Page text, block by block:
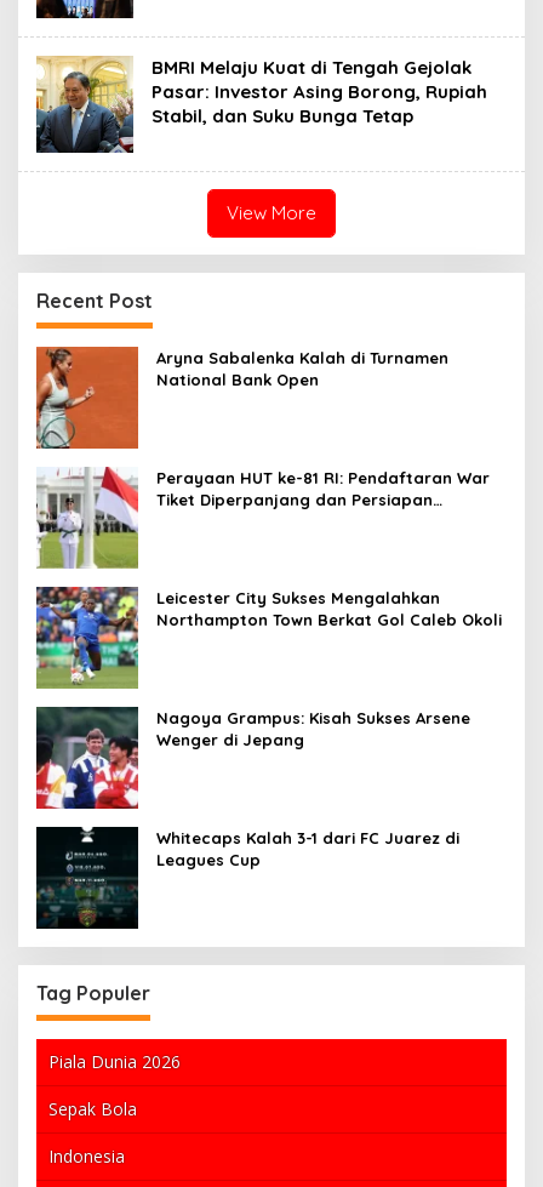
BMRI Melaju Kuat di Tengah Gejolak
Pasar: Investor Asing Borong, Rupiah
Stabil, dan Suku Bunga Tetap
View More
Recent Post
Aryna Sabalenka Kalah di Turnamen
National Bank Open
Perayaan HUT ke-81 RI: Pendaftaran War
Tiket Diperpanjang dan Persiapan
Leicester City Sukses Mengalahkan
Northampton Town Berkat Gol Caleb Okoli
Nagoya Grampus: Kisah Sukses Arsene
Wenger di Jepang
Whitecaps Kalah 3-1 dari FC Juarez di
Leagues Cup
Tag Populer
Piala Dunia 2026
Sepak Bola
Indonesia